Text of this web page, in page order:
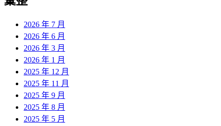
2026 年 7 月
2026 年 6 月
2026 年 3 月
2026 年 1 月
2025 年 12 月
2025 年 11 月
2025 年 9 月
2025 年 8 月
2025 年 5 月